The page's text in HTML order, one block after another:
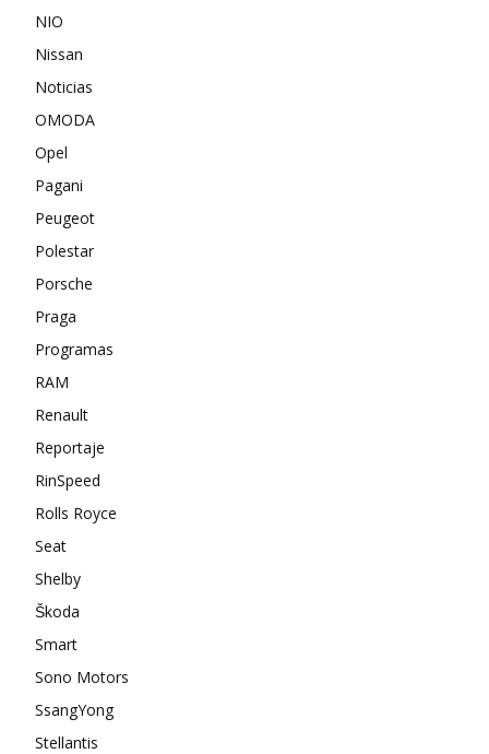
NIO
Nissan
Noticias
OMODA
Opel
Pagani
Peugeot
Polestar
Porsche
Praga
Programas
RAM
Renault
Reportaje
RinSpeed
Rolls Royce
Seat
Shelby
Škoda
Smart
Sono Motors
SsangYong
Stellantis